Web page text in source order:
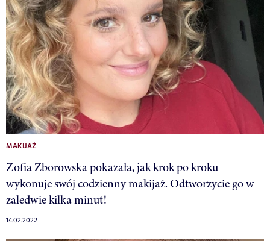
MAKIJAŻ
Zofia Zborowska pokazała, jak krok po kroku
wykonuje swój codzienny makijaż. Odtworzycie go w
zaledwie kilka minut!
14.02.2022